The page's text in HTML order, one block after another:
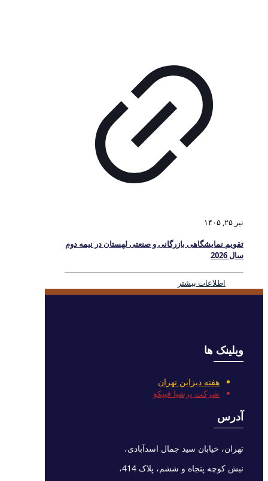
تیر ۲۵, ۱۴۰۵
تقویم نمایشگاهی بازرگانی و صنعتی لهستان در نیمه دوم
سال 2026
اطلاعات بیشتر
وبلینک ها
هفته دیزاین تهران
شرکت پرشیا فیپکو
آدرس
تهران، خیابان سید جمال اسدآبادی،
نبش کوچه پنجاه و ششم، پلاک 414،